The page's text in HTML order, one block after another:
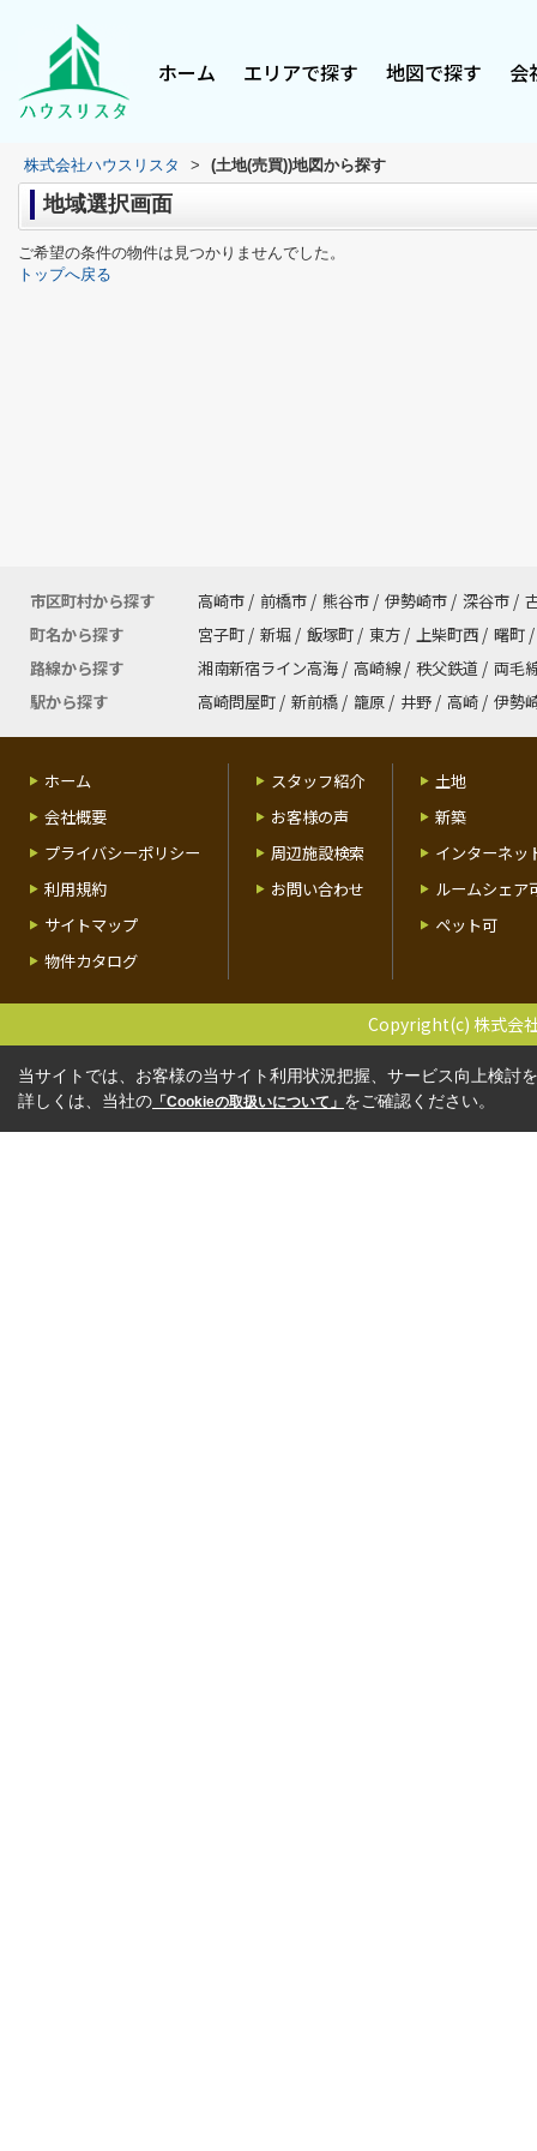
ホーム エリアで探す 地図で探す 会
株式会社ハウスリスタ > (土地(売買))地図から探す
地域選択画面
ご希望の条件の物件は見つかりませんでした。
トップへ戻る
市区町村から探す 高崎市 / 前橋市 / 熊谷市 / 伊勢崎市 / 深谷市 /
町名から探す
宮子町 / 新堀 / 飯塚町 / 東方 / 上柴町西 / 曙町 /
路線から探す
湘南新宿ライン高海 / 高崎線 / 秩父鉄道 / 両毛
駅から探す
高崎問屋町 / 新前橋 / 籠原 / 井野 / 高崎 / 伊勢
ホーム
会社概要
プライバシーポリシー
利用規約
サイトマップ
物件カタログ
スタッフ紹介
お客様の声
周辺施設検索
お問い合わせ
土地
新築
インターネッ
ルームシェア
ペット可
Copyright(c) 株式会
当サイトでは、お客様の当サイト利用状況把握、サービス向上検討
詳しくは、当社の 「Cookieの取扱いについて」 をご確認ください。